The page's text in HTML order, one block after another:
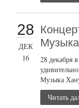
28
ДЕК
16
28 декабря
Музыка
Читать